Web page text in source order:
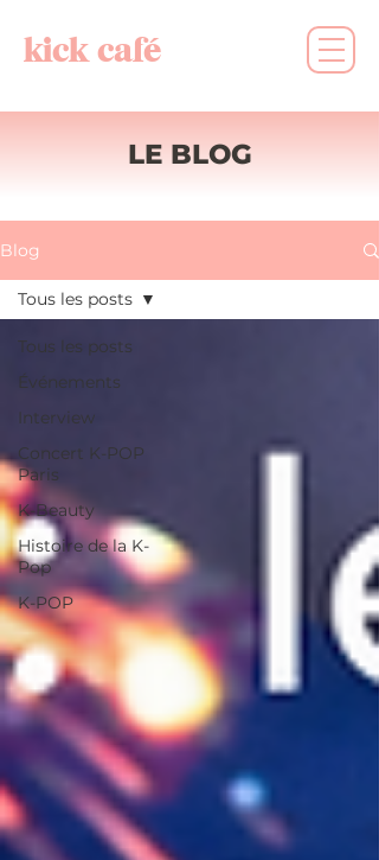
kick café
LE BLOG
Blog
Tous les posts
Événements
Interview
Concert K-POP
Paris
K-Beauty
Histoire de la K-
Pop
K-POP
Tous les posts